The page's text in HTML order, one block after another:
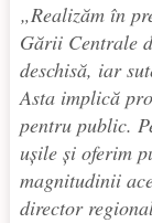
„Realizăm în
Gării Centrale
deschisă, iar
Asta implică
pentru public.
ușile și oferim
magnitudinii
director